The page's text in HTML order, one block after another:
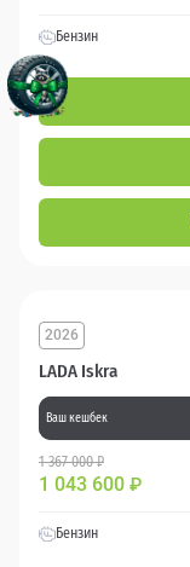
Бензин
LADA Iskra
2026
Ваш кешбек
1 367 000 ₽
1 043 600 ₽
Бензин